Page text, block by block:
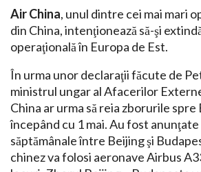
Air China, unul dintre cei mai mari
din China, intenţionează să-şi
operaţională în Europa de Est.
În urma unor declaraţii făcute de
ministrul ungar al Afacerilor
China ar urma să reia zborurile spre
începând cu 1 mai. Au fost
săptămânale între Beijing şi
chinez va folosi aeronave Airbus